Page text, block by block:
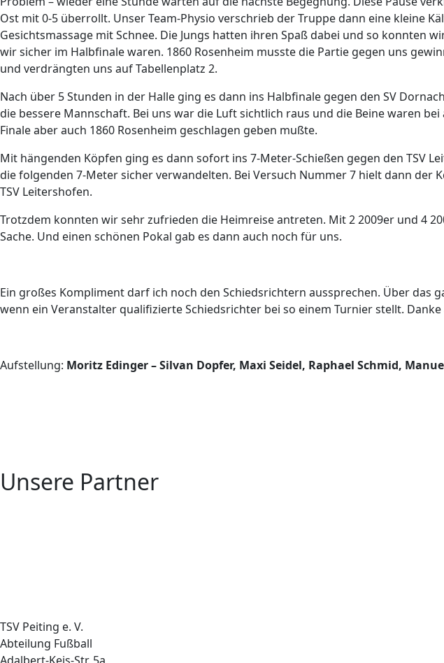
Ost mit 0-5 überrollt. Unser Team-Physio verschrieb der Truppe dann eine kleine
Gesichtsmassage mit Schnee. Die Jungs hatten ihren Spaß dabei und so konnten
wir sicher im Halbfinale waren. 1860 Rosenheim musste die Partie gegen uns
und verdrängten uns auf Tabellenplatz 2.
Nach über 5 Stunden in der Halle ging es dann ins Halbfinale gegen den SV
die bessere Mannschaft. Bei uns war die Luft sichtlich raus und die Beine waren
Finale aber auch 1860 Rosenheim geschlagen geben mußte.
Mit hängenden Köpfen ging es dann sofort ins 7-Meter-Schießen gegen den TSV
die folgenden 7-Meter sicher verwandelten. Bei Versuch Nummer 7 hielt dann
TSV Leitershofen.
Trotzdem konnten wir sehr zufrieden die Heimreise antreten. Mit 2 2009er und 4
Sache. Und einen schönen Pokal gab es dann auch noch für uns.
Ein großes Kompliment darf ich noch den Schiedsrichtern aussprechen. Über das
wenn ein Veranstalter qualifizierte Schiedsrichter bei so einem Turnier stellt.
Aufstellung: Moritz Edinger – Silvan Dopfer, Maxi Seidel, Raphael Schmid,
Unsere Partner
TSV Peiting e. V.
Abteilung Fußball